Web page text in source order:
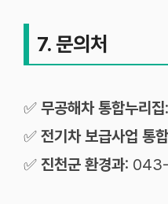
7. 문의처
✅ 무공해차 통합누리집:
✅ 전기차 보급사업 통
✅ 진천군 환경과: